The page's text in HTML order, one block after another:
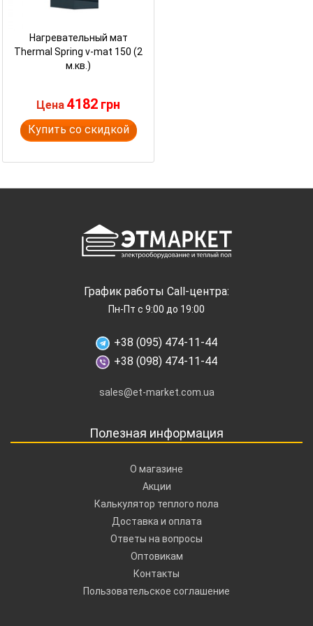
Нагревательный мат
Thermal Spring v-mat 150 (2
м.кв.)
Цена 4182 грн
Купить со скидкой
График работы Call-центра:
Пн-Пт с 9:00 до 19:00
+38 (095) 474-11-44
+38 (098) 474-11-44
sales@et-market.com.ua
Полезная информация
О магазине
Акции
Калькулятор теплого пола
Доставка и оплата
Ответы на вопросы
Оптовикам
Контакты
Пользовательское соглашение